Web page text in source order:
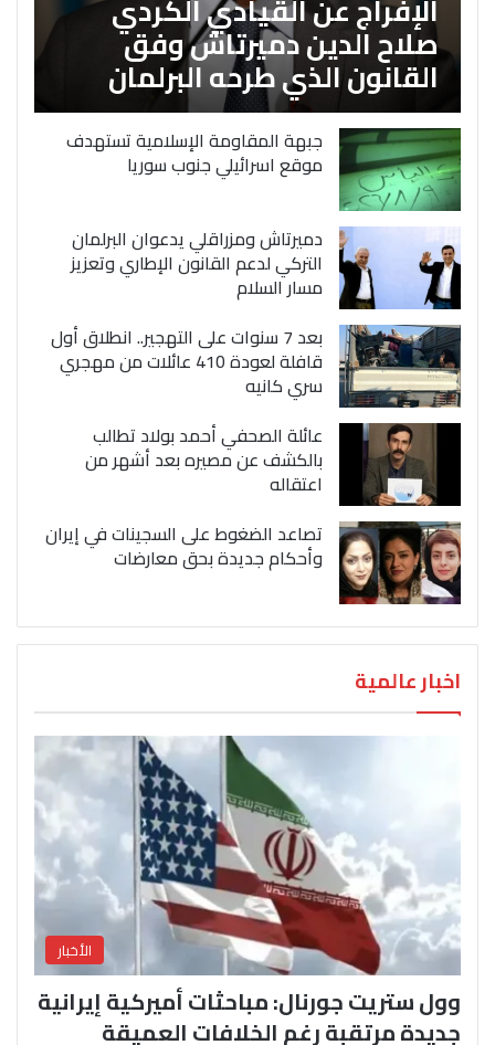
صلاح الدين دميرتاش وفق
القانون الذي طرحه البرلمان
جبهة المقاومة الإسلامية تستهدف
موقع اسرائيلي جنوب سوريا
دميرتاش ومزراقلي يدعوان البرلمان
التركي لدعم القانون الإطاري وتعزيز
مسار السلام
بعد 7 سنوات على التهجير.. انطلاق أول
قافلة لعودة 410 عائلات من مهجري
سري كانيه
عائلة الصحفي أحمد بولاد تطالب
بالكشف عن مصيره بعد أشهر من
اعتقاله
تصاعد الضغوط على السجينات في إيران
وأحكام جديدة بحق معارضات
اخبار عالمية
الأخبار
وول ستريت جورنال: مباحثات أميركية إيرانية
جديدة مرتقبة رغم الخلافات العميقة